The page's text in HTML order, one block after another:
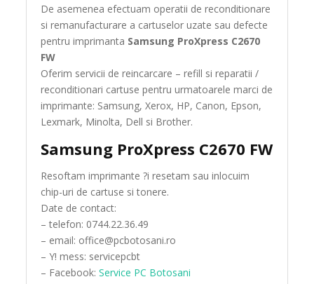
De asemenea efectuam operatii de reconditionare
si remanufacturare a cartuselor uzate sau defecte
pentru imprimanta Samsung ProXpress C2670
FW
Oferim servicii de reincarcare – refill si reparatii /
reconditionari cartuse pentru urmatoarele marci de
imprimante: Samsung, Xerox, HP, Canon, Epson,
Lexmark, Minolta, Dell si Brother.
Samsung ProXpress C2670 FW
Resoftam imprimante ?i resetam sau inlocuim
chip-uri de cartuse si tonere.
Date de contact:
– telefon: 0744.22.36.49
– email: office@pcbotosani.ro
– Y! mess: servicepcbt
– Facebook:Service PC Botosani